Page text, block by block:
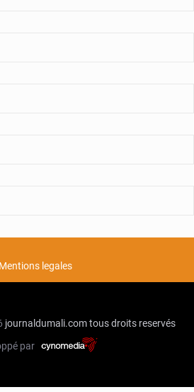
Mentions legales
journaldumali.comtous droits reservés
par